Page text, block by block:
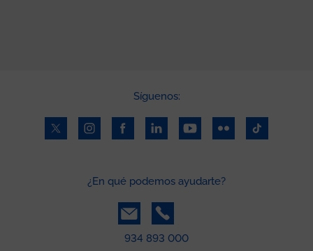
Síguenos:
¿En qué podemos ayudarte?
934 893 000